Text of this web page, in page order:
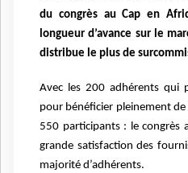
du congrès au Cap en
longueur d’avance sur le
distribue le plus de
Avec les 200 adhérents qui
pour bénéficier pleinement
550 participants : le congrès
grande satisfaction des
majorité d’adhérents.